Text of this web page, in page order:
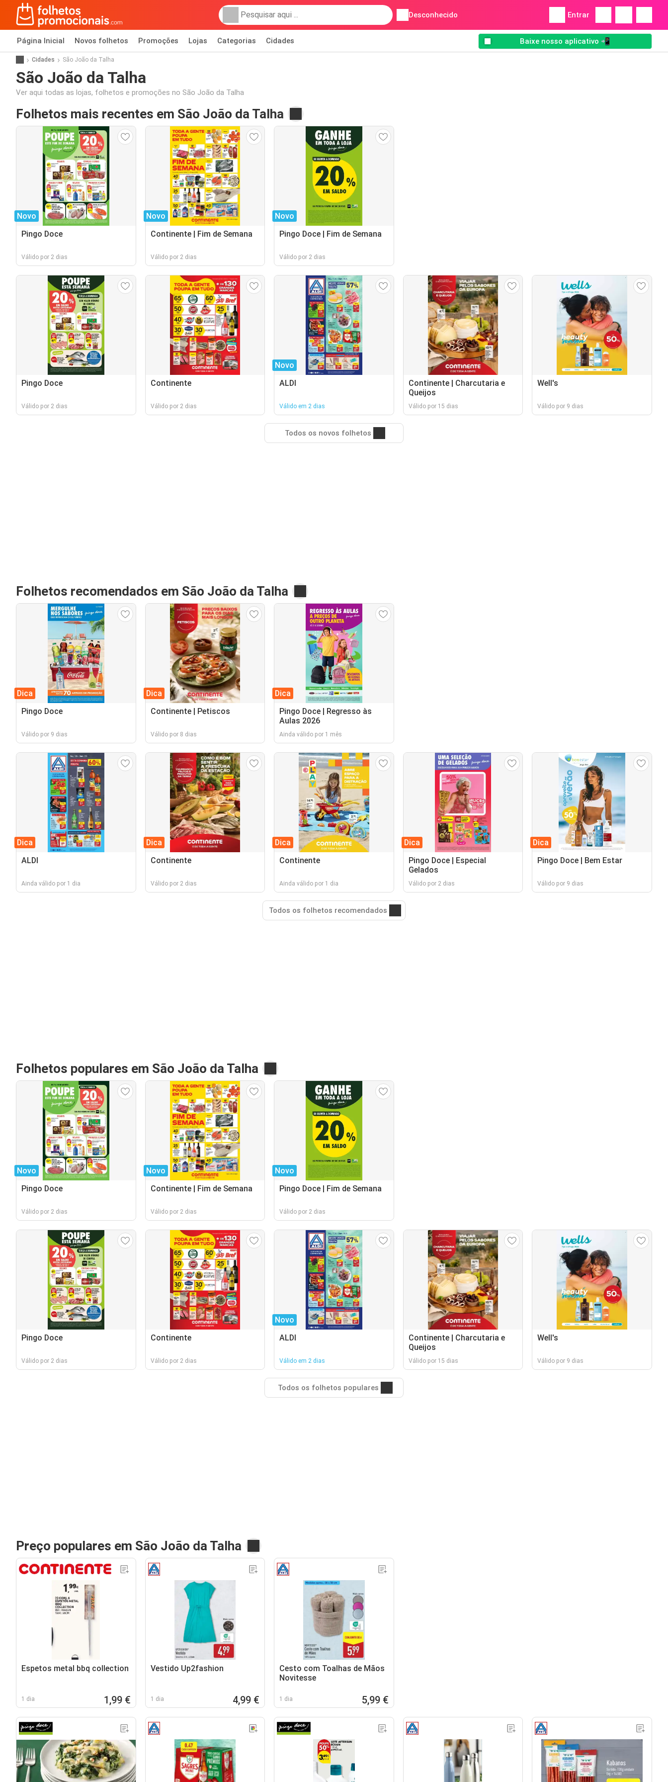
Desconhecido Entrar
Página Inicial Novos folhetos Promoções Lojas Categorias Cidades Baixe nosso aplicativo 📲
Cidades São João da Talha
São João da Talha
Ver aqui todas as lojas, folhetos e promoções no São João da Talha
Folhetos mais recentes em São João da Talha
Novo
Pingo Doce
Válido por 2 dias
Novo
Continente | Fim de Semana
Válido por 2 dias
Novo
Pingo Doce | Fim de Semana
Válido por 2 dias
Pingo Doce
Válido por 2 dias
Continente
Válido por 2 dias
Novo
ALDI
Válido em 2 dias
Continente | Charcutaria e
Queijos
Válido por 15 dias
Well's
Válido por 9 dias
Todos os novos folhetos
Folhetos recomendados em São João da Talha
Dica
Pingo Doce
Válido por 9 dias
Dica
Continente | Petiscos
Válido por 8 dias
Dica
Pingo Doce | Regresso às
Aulas 2026
Ainda válido por 1 mês
Dica
ALDI
Ainda válido por 1 dia
Dica
Continente
Válido por 2 dias
Dica
Continente
Ainda válido por 1 dia
Dica
Pingo Doce | Especial
Gelados
Válido por 2 dias
Dica
Pingo Doce | Bem Estar
Válido por 9 dias
Todos os folhetos recomendados
Folhetos populares em São João da Talha
Novo
Pingo Doce
Válido por 2 dias
Novo
Continente | Fim de Semana
Válido por 2 dias
Novo
Pingo Doce | Fim de Semana
Válido por 2 dias
Pingo Doce
Válido por 2 dias
Continente
Válido por 2 dias
Novo
ALDI
Válido em 2 dias
Continente | Charcutaria e
Queijos
Válido por 15 dias
Well's
Válido por 9 dias
Todos os folhetos populares
Preço populares em São João da Talha
Espetos metal bbq collection
1 dia 1,99 €
Vestido Up2fashion
1 dia 4,99 €
Cesto com Toalhas de Mãos
Novitesse
1 dia 5,99 €